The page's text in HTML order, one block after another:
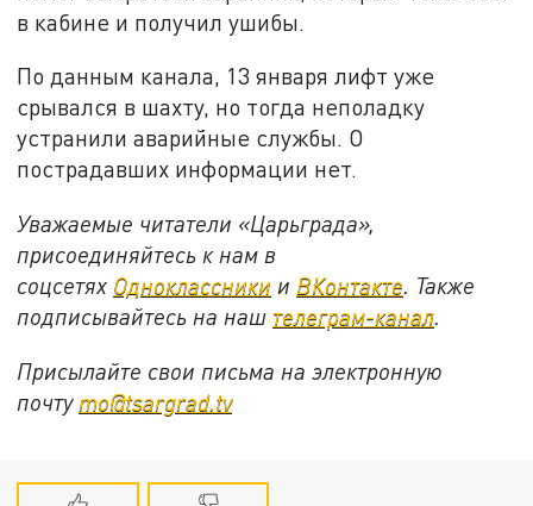
в кабине и получил ушибы.
По данным канала, 13 января лифт уже
срывался в шахту, но тогда неполадку
устранили аварийные службы. О
пострадавших информации нет.
Уважаемые читатели «Царьграда»,
присоединяйтесь к нам в
соцсетях Одноклассники и ВКонтакте. Также
подписывайтесь на наш телеграм-канал.
Присылайте свои письма на электронную
почту mo@tsargrad.tv